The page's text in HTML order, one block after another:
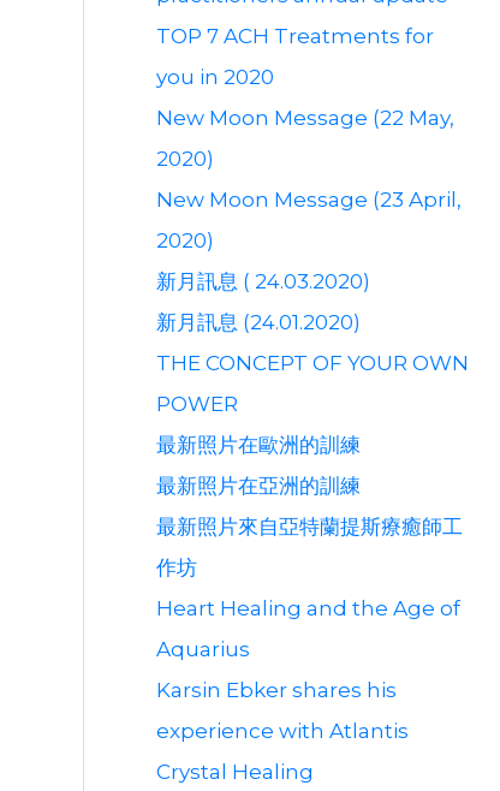
TOP 7 ACH Treatments for
you in 2020
New Moon Message (22 May,
2020)
New Moon Message (23 April,
2020)
新月訊息 ( 24.03.2020)
新月訊息 (24.01.2020)
THE CONCEPT OF YOUR OWN
POWER
最新照片在歐洲的訓練
最新照片在亞洲的訓練
最新照片來自亞特蘭提斯療癒師工
作坊
Heart Healing and the Age of
Aquarius
Karsin Ebker shares his
experience with Atlantis
Crystal Healing